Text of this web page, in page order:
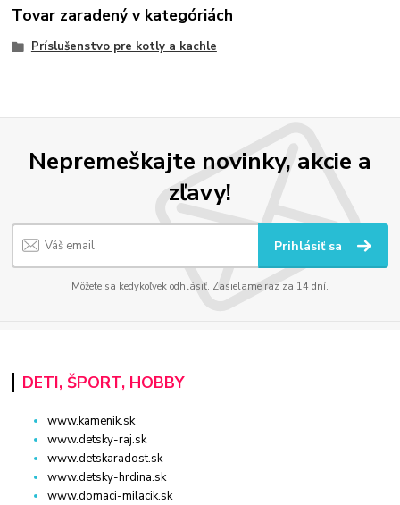
Tovar zaradený v kategóriách
Príslušenstvo pre kotly a kachle
Nepremeškajte novinky, akcie a
zľavy!
Prihlásiť sa
Môžete sa kedykoľvek odhlásiť. Zasielame raz za 14 dní.
DETI, ŠPORT, HOBBY
www.kamenik.sk
www.detsky-raj.sk
www.detskaradost.sk
www.detsky-hrdina.sk
www.domaci-milacik.sk